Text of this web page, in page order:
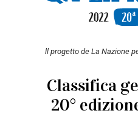
ll progetto de La Nazione
Classifica
20°